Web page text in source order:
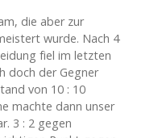
die aber zur
wurde. Nach 4
fiel im letzten
doch der Gegner
von 10 : 10
machte dann unser
3 : 2 gegen